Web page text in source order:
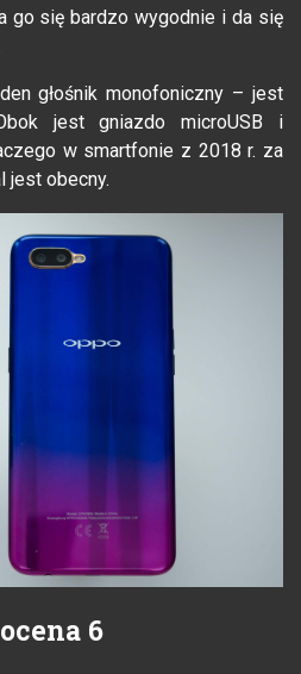
go się bardzo wygodnie i da się
głośnik monofoniczny – jest
jest gniazdo microUSB i
w smartfonie z 2018 r. za
jest obecny.
6